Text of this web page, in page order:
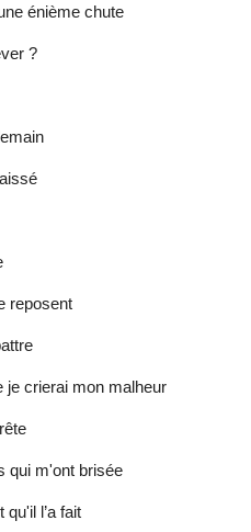
énième chute
?
reposent
je crierai mon malheur
qui m'ont brisée
l’a fait